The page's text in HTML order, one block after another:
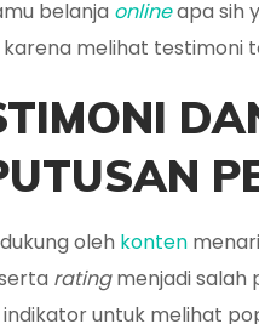
belanja onlineapa sih
karena melihat testimoni
oleh konten
ratingmenjadi salah
untuk melihat